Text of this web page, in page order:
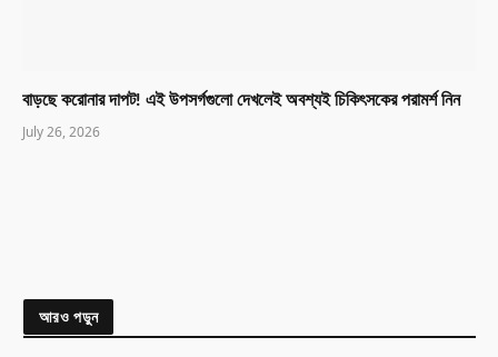
বাড়ছে করোনার দাপট! এই উপসর্গগুলো দেখলেই অবশ্যই চিকিৎসকের পরামর্শ নিন
July 26, 2026
আরও পড়ুন